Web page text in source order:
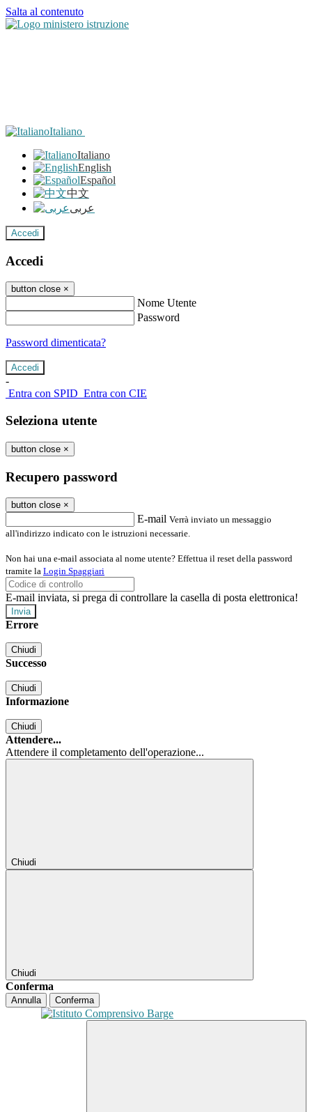
Salta al contenuto
Italiano
Italiano
English
Español
中文
عربى
Accedi
Accedi
button close ×
Nome Utente
Password
Password dimenticata?
-
Entra con SPID Entra con CIE
Seleziona utente
button close ×
Recupero password
button close ×
E-mail Verrà inviato un messaggio
all'indirizzo indicato con le istruzioni necessarie.
Non hai una e-mail associata al nome utente? Effettua il reset della password
tramite la Login Spaggiari
E-mail inviata, si prega di controllare la casella di posta elettronica!
Errore
Chiudi
Successo
Chiudi
Informazione
Chiudi
Attendere...
Attendere il completamento dell'operazione...
Chiudi
Chiudi
Conferma
Annulla Conferma